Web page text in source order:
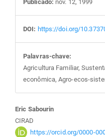
Publicado: nov. 12, 1999
DOI: https://doi.org/
Palavras-chave:
Agricultura Familiar,
econômica, Agro-ecos-
Conteúdo
Eric Sabourin
CIRAD
https://orcid.org/0000-